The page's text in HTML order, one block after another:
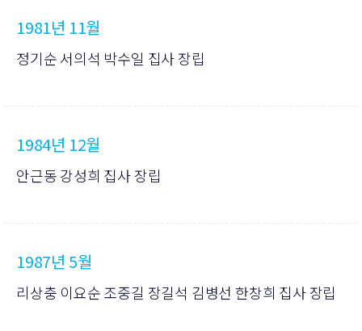
1981년 11월
정기순 서의석 박수일 집사 장립
1984년 12월
안근동 강성희 집사 장립
1987년 5월
리상충 이요순 조중길 장길석 김병선 한창희 집사 장립